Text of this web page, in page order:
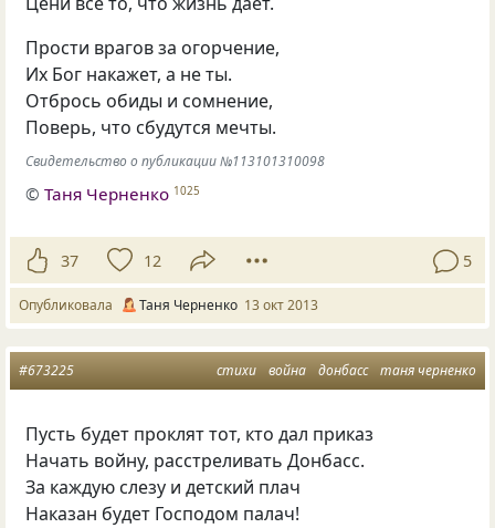
Прости врагов за огорчение,
Их Бог накажет, а не ты.
Отбрось обиды и сомнение,
Поверь, что сбудутся мечты.
Свидетельство о публикации №113101310098
©Таня Черненко 1025
37 12 5
Опубликовала Таня Черненко 13 окт 2013
стихи война донбасс таня черненко
#673225
Пусть будет проклят тот, кто дал приказ
Начать войну, расстреливать Донбасс.
За каждую слезу и детский плач
Наказан будет Господом палач!